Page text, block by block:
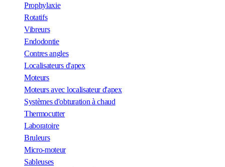
Prophylaxie
Rotatifs
Vibreurs
Endodontie
Contres angles
Localisateurs d'apex
Moteurs
Moteurs avec localisateur d'apex
Systèmes d'obturation à chaud
Thermocutter
Laboratoire
Bruleurs
Micro-moteur
Sableuses